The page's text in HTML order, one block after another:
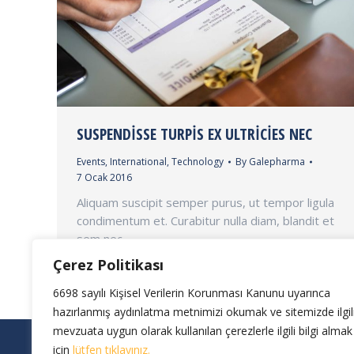
Çerez Politikası
6698 sayılı Kişisel Verilerin Korunması Kanunu uyarınca
hazırlanmış aydınlatma metnimizi okumak ve sitemizde
mevzuata uygun olarak kullanılan çerezlerle ilgili bilgi almak
için lütfen tıklayınız.
SUSPENDISSE TURPIS EX ULTRICIES NEC
Events, International, Technology By Galepharma
7 Ocak 2016
Aliquam suscipit semper purus, ut tempor ligula
condimentum et. Curabitur nulla diam, blandit et
sem nec.
Galepharma İlaç Sanayi Ve Ticaret A.Ş © 2024 Tüm Hakları Saklıdır.